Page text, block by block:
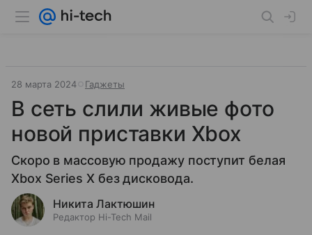
28 марта 2024 Гаджеты
В сеть слили живые фото
новой приставки Xbox
Скоро в массовую продажу поступит белая
Xbox Series X без дисковода.
Никита Лактюшин
Редактор Hi-Tech Mail